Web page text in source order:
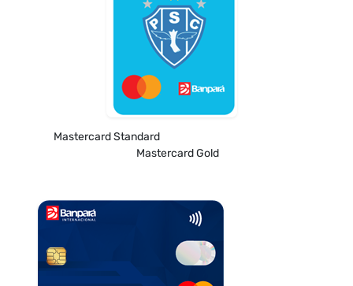
Mastercard Standard
Mastercard Gold